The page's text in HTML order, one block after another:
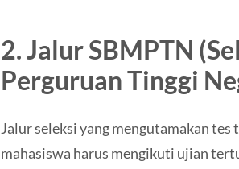
2. Jalur SBMPTN
Perguruan Tinggi
Jalur seleksi yang mengutamakan
mahasiswa harus mengikuti ujian